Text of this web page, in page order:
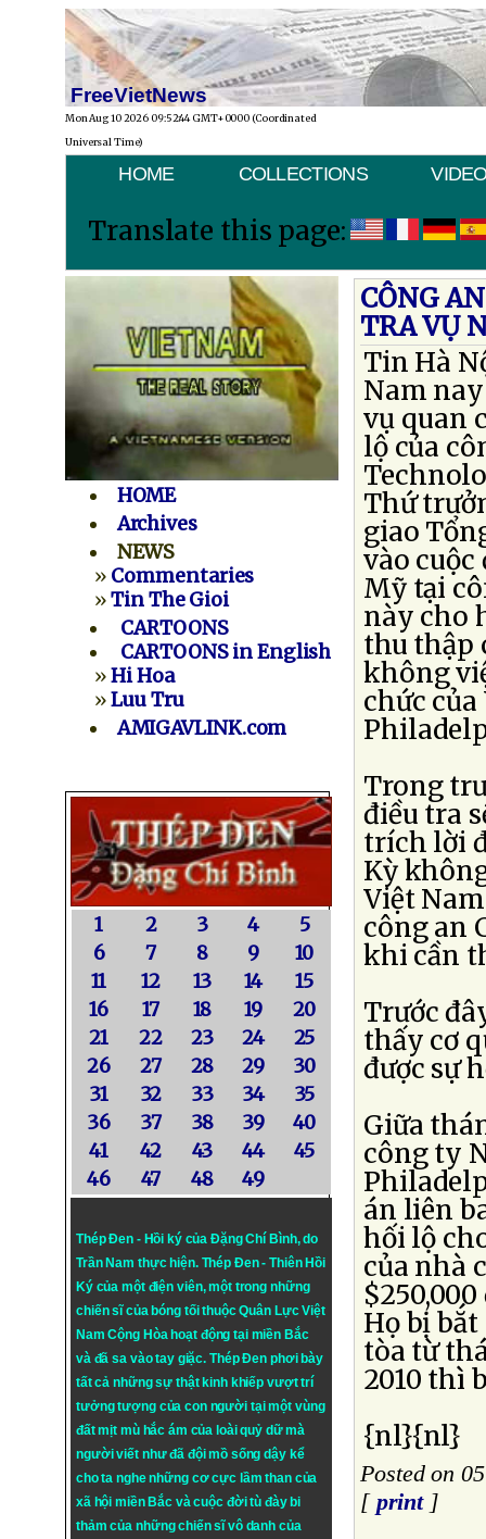
FreeVietNews
Mon Aug 10 2026 09:52:44 GMT+0000 (Coordinated
Universal Time)
HOME COLLECTIONS
Translate this page:
HOME
Archives
NEWS
» Commentaries
»Tin The Gioi
CARTOONS
CARTOONS in English
»Hi Hoa
»Luu Tru
AMIGAVLINK.com
1 2 3 4
5
6
7 8 9
10
11
12 13 14
15
16
17 18 19
20
21
22 23 24
25
26
27 28 29
30
31
32 33 34
35
36
37 38 39
40
41
42 43 44
45
46
47 48 49
Thép Đen - Hồi ký của Đặng Chí Bình, do
Trần Nam thực hiện. Thép Đen- Thiên Hồi
Ký của một điện viên, một trong những
chiến sĩ của bóng tối thuộc Quân Lực Việt
Nam Cộng Hòa hoạt động tại miền Bắc
và đã sa vào tay giặc. Thép Đen phơi bày
tất cả những sự thật kinh khiếp vượt trí
tưởng tượng của con người tại một vùng
đất mịt mù hắc ám của loài quỷ dữ mà
người viết như đã đội mồ sống dậy kể
cho ta nghe những cơ cực lầm than của
xã hội miền Bắc và cuộc đời tù đày bi
thảm của những chiến sĩ vô danh của
CÔNG
TRA VỤ
Tin Hà
Nam
vụ quan
lộ của
Thứ
giao
vào cuộc
Mỹ tại
này cho
thu thập
không
chức
Trong
điều tra
trích lời
Kỳ
Việt
công an
khi cần
Trước
thấy cơ
được sự
Giữa
công ty
án liên
hối lộ
của nhà
Họ bị
tòa từ
2010 thì
{nl}{nl}
Posted on
[ print]